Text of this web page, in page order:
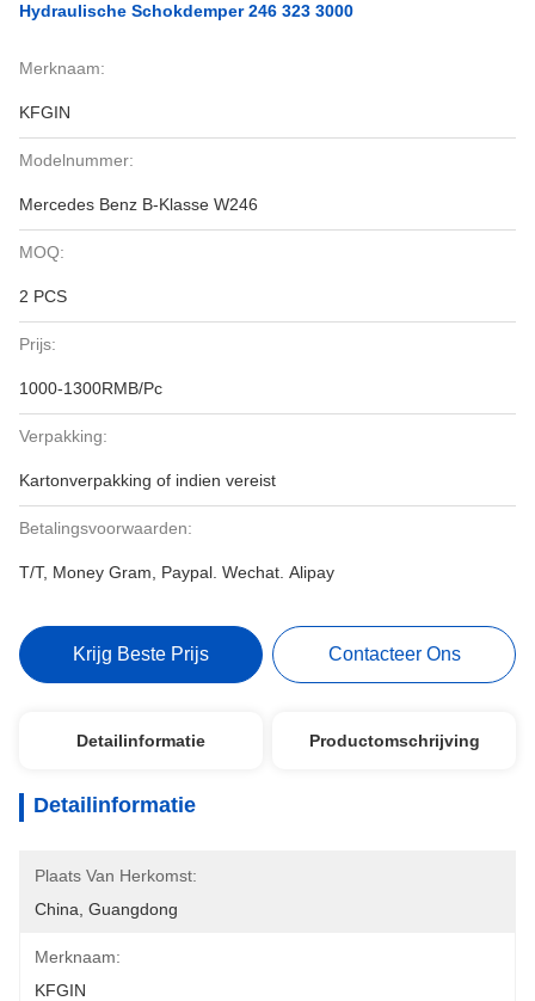
Hydraulische Schokdemper 246 323 3000
Merknaam:
KFGIN
Modelnummer:
Mercedes Benz B-Klasse W246
MOQ:
2 PCS
Prijs:
1000-1300RMB/Pc
Verpakking:
Kartonverpakking of indien vereist
Betalingsvoorwaarden:
T/T, Money Gram, Paypal. Wechat. Alipay
Krijg Beste Prijs Contacteer Ons
Detailinformatie Productomschrijving
Detailinformatie
Plaats Van Herkomst:
China, Guangdong
Merknaam:
KFGIN